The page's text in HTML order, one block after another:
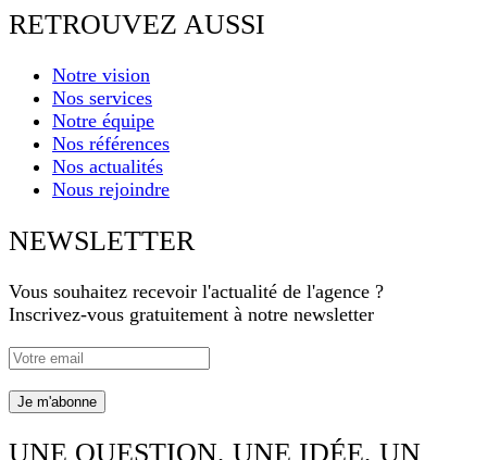
RETROUVEZ AUSSI
Notre vision
Nos services
Notre équipe
Nos références
Nos actualités
Nous rejoindre
NEWSLETTER
Vous souhaitez recevoir l'actualité de l'agence ?
Inscrivez-vous gratuitement à notre newsletter
UNE QUESTION, UNE IDÉE, UN